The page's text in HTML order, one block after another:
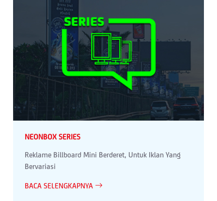
NEONBOX SERIES
Reklame Billboard Mini Berderet, Untuk Iklan Yang
Bervariasi
BACA SELENGKAPNYA